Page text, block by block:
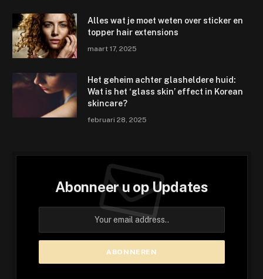
Alles wat je moet weten over sticker en
topper hair extensions
maart 17, 2025
Het geheim achter glasheldere huid:
Wat is het ‘glass skin’ effect in Korean
skincare?
februari 28, 2025
Abonneer u op Updates